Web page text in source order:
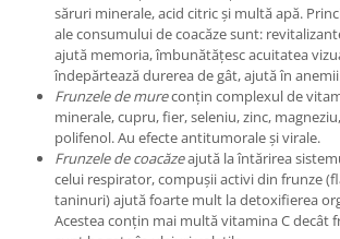
săruri minerale, acid citric și multă apă.
ale consumului de coacăze sunt:
ajută memoria, îmbunătățesc acuitatea
îndepărtează durerea de gât, ajută în
Frunzele de mureconțin complexul de
minerale, cupru, fier, seleniu, zinc,
polifenol. Au efecte antitumorale și virale.
Frunzele de coacăzeajută la întărirea
celui respirator, compușii activi din frunze
taninuri) ajută foarte mult la detoxifierea
Acestea conțin mai multă vitamina C decât